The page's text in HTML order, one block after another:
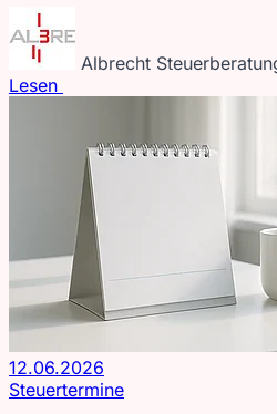
Albrecht
Lesen
12.06.2026
Steuertermine